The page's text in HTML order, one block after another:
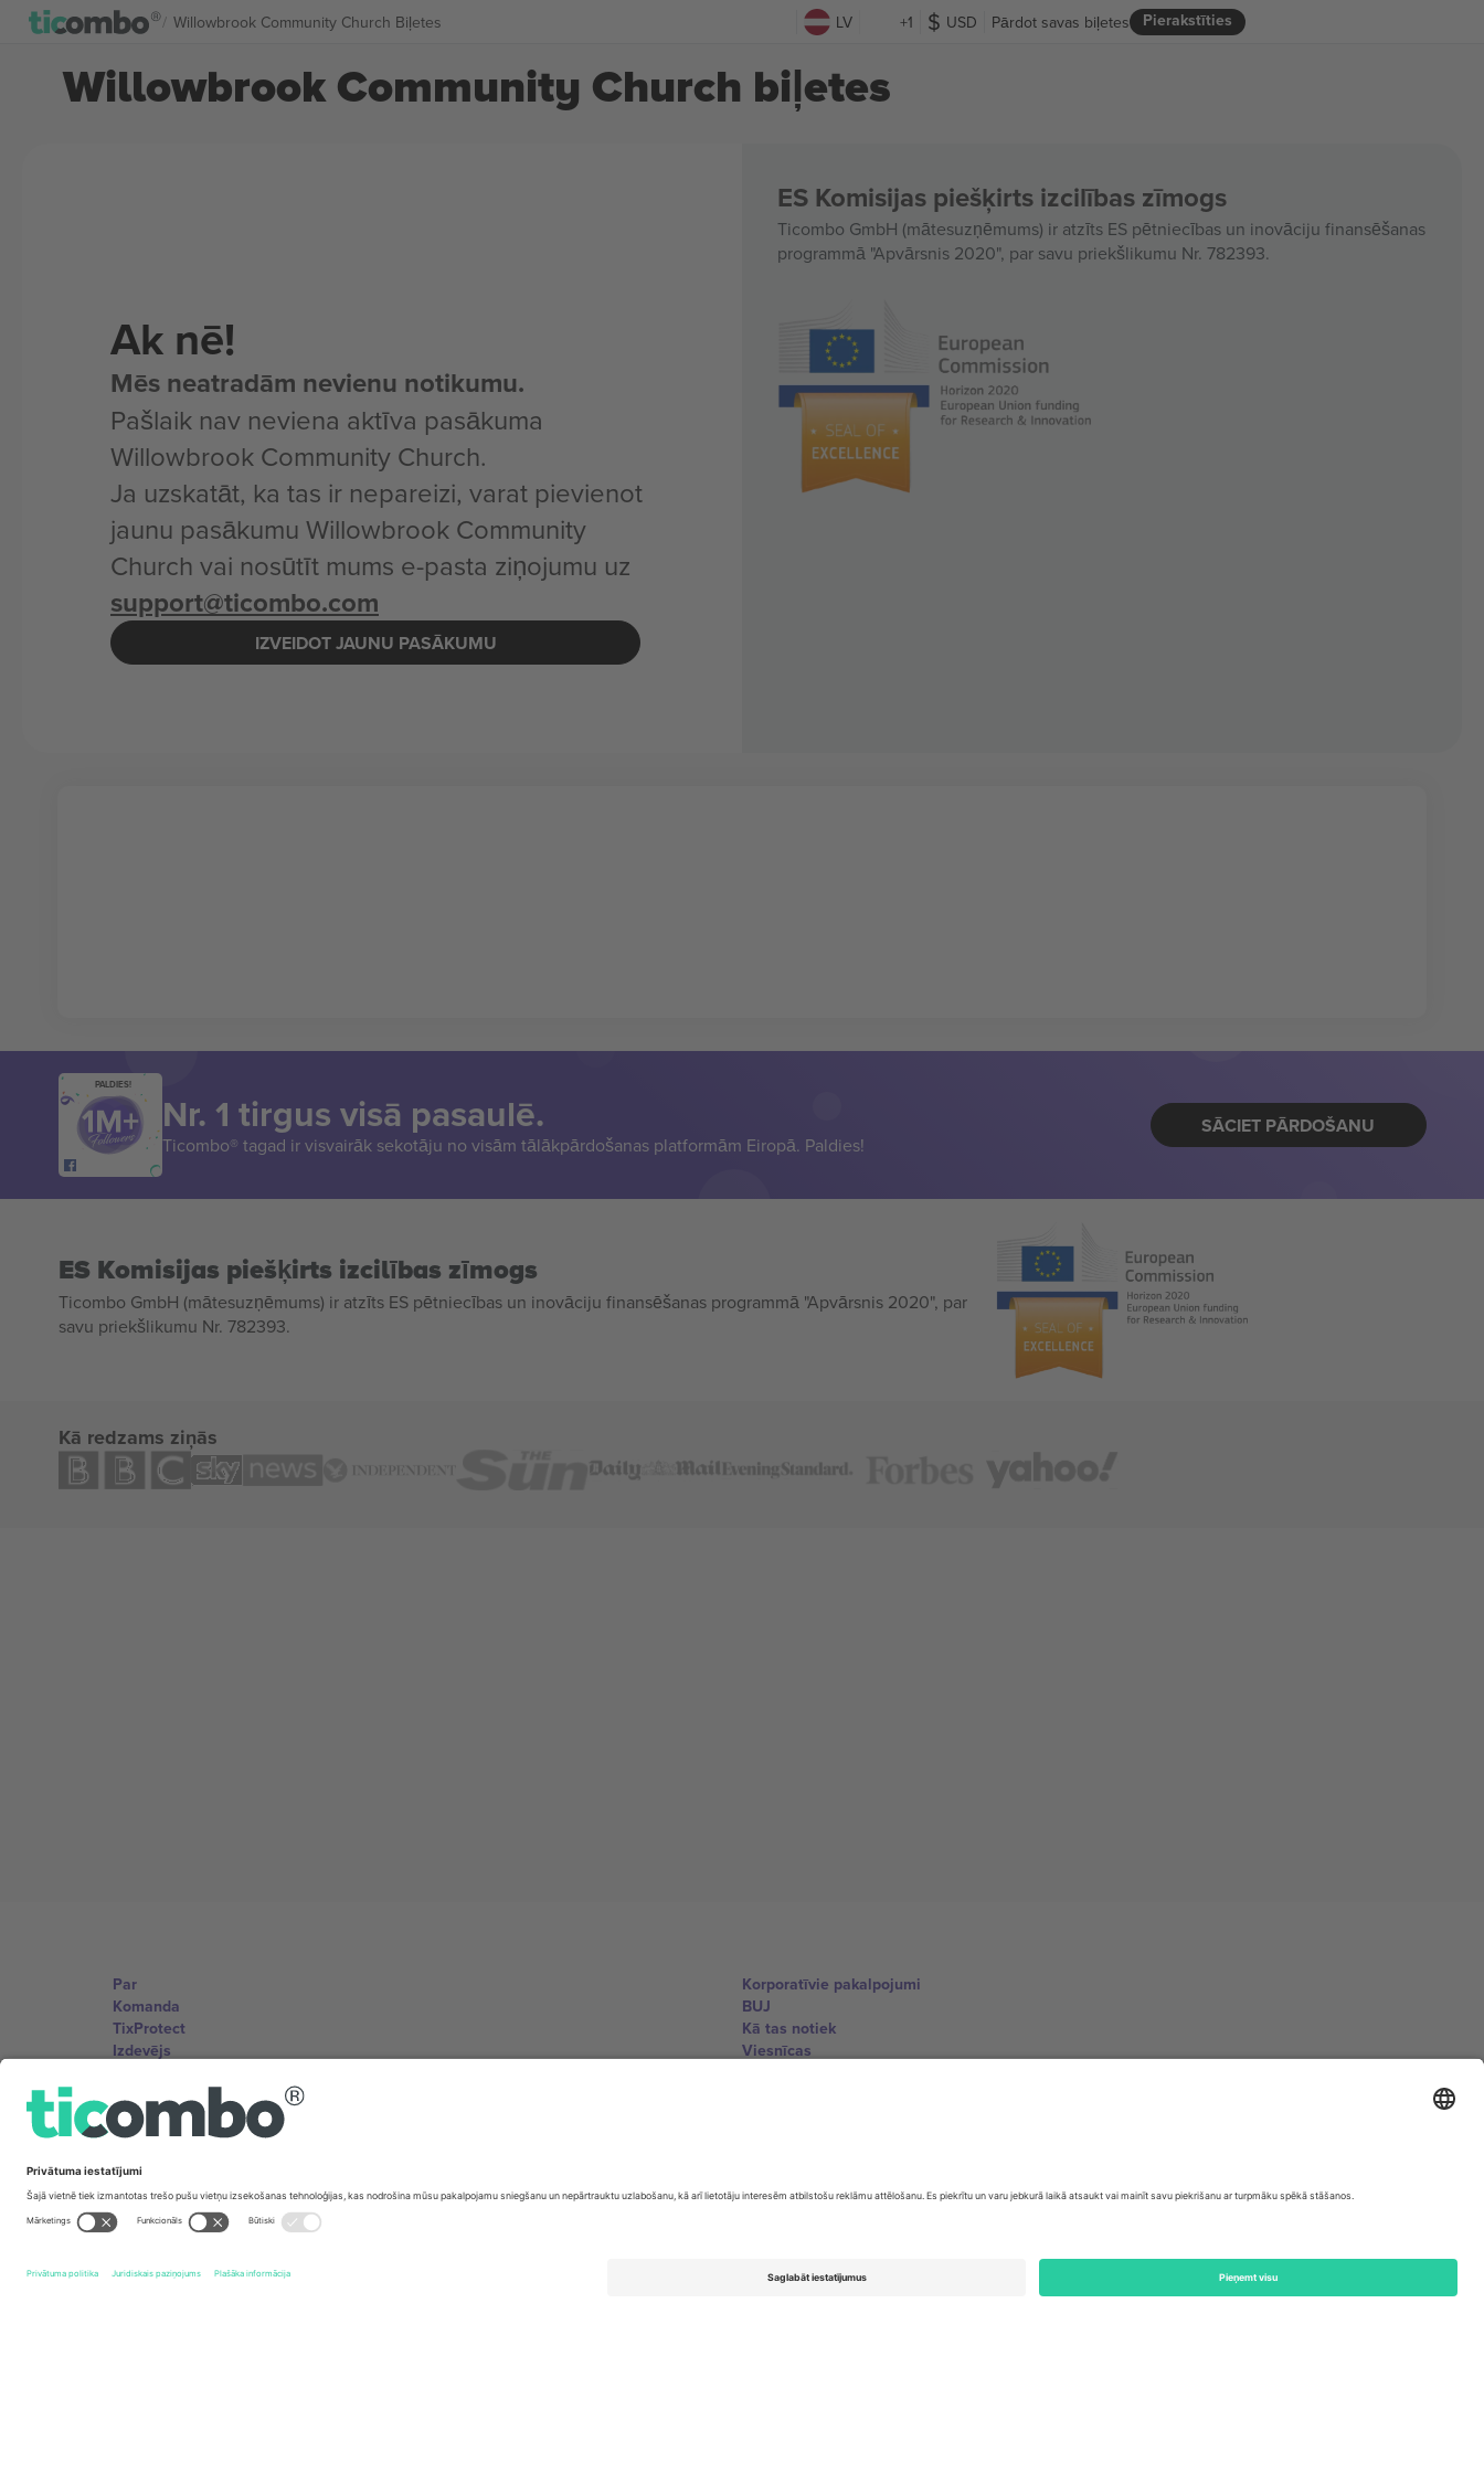
Willowbrook Community Church Biļetes LV +1 USD Pierakstīties
Pārdot savas biļetes
Willowbrook Community Church biļetes
Ak nē!
Mēs neatradām nevienu notikumu.
Pašlaik nav neviena aktīva pasākuma
Willowbrook Community Church.
Ja uzskatāt, ka tas ir nepareizi, varat pievienot
jaunu pasākumu Willowbrook Community
Church vai nosūtīt mums e-pasta ziņojumu uz
support@ticombo.com
IZVEIDOT JAUNU PASĀKUMU
ES Komisijas piešķirts izcilības zīmogs
Ticombo GmbH (mātesuzņēmums) ir atzīts ES pētniecības un inovāciju finansēšanas
programmā "Apvārsnis 2020", par savu priekšlikumu Nr. 782393.
PALDIES!
Nr. 1 tirgus visā pasaulē.
Ticombo® tagad ir visvairāk sekotāju no visām tālākpārdošanas platformām Eiropā. Paldies!
SĀCIET PĀRDOŠANU
ES Komisijas piešķirts izcilības zīmogs
Ticombo GmbH (mātesuzņēmums) ir atzīts ES pētniecības un inovāciju finansēšanas programmā "Apvārsnis 2020", par
savu priekšlikumu Nr. 782393.
Kā redzams ziņās
Par
Komanda
TixProtect
Izdevējs
Partneru programma
Korporatīvie pakalpojumi
BUJ
Kā tas notiek
Viesnīcas